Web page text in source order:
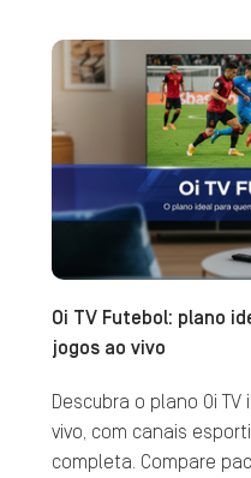
Oi TV Futebol: plano
jogos ao vivo
Descubra o plano Oi
vivo, com canais
completa. Compare